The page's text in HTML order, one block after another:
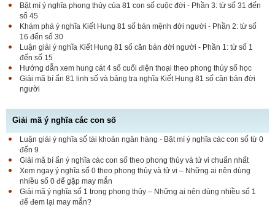
Bật mí ý nghĩa phong thủy của 81 con số cuộc đời - Phần 3: từ số 31 đến
số 45
Khám phá ý nghĩa Kiết Hung 81 số bản mệnh đời người - Phần 2: từ số
16 đến số 30
Luận giải ý nghĩa Kiết Hung 81 số căn bản đời người - Phần 1: từ số 1
đến số 15
Hướng dẫn xem hung cát 4 số cuối điện thoại theo phong thủy số học
Giải mã bí ẩn 81 linh số và bảng tra nghĩa Kiết Hung 81 số căn bản đời
người
Giải mã ý nghĩa các con số
Luận giải ý nghĩa số tài khoản ngân hàng - Bật mí ý nghĩa các con số từ 0
đến 9
Giải mã bí ẩn ý nghĩa các con số theo phong thủy và tử vi chuẩn nhất
Xem ngay ý nghĩa số 0 theo phong thủy và tử vi – Những ai nên dùng
nhiều số 0 để gặp may mắn
Giải mã ý nghĩa số 1 trong phong thủy – Những ai nên dùng nhiều số 1
để đem lại may mắn?